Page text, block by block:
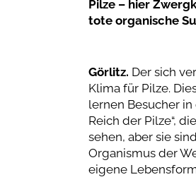
Pilze – hier
tote organische
Görlitz. Der sich
Klima für Pilze.
lernen Besucher
Reich der Pilze“,
sehen, aber sie
Organismus der
eigene